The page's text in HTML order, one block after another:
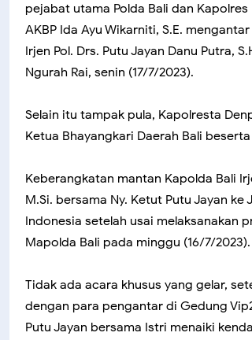
pejabat utama Polda Bali dan
AKBP Ida Ayu Wikarniti, S.E.
Irjen Pol. Drs. Putu Jayan Danu Putra,
Ngurah Rai, senin (17/7/2023).
Selain itu tampak pula, Kapolresta
Ketua Bhayangkari Daerah Bali
Keberangkatan mantan Kapolda Bali
M.Si. bersama Ny. Ketut Putu Jayan
Indonesia setelah usai melaksanakan
Mapolda Bali pada minggu (16/7/2023).
Tidak ada acara khusus yang gelar,
dengan para pengantar di Gedung
Putu Jayan bersama Istri menaiki